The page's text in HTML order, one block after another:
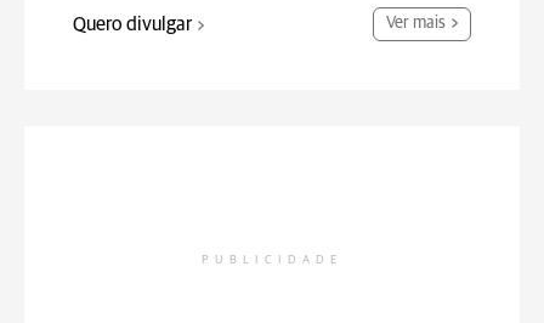
Quero divulgar Ver mais
PUBLICIDADE